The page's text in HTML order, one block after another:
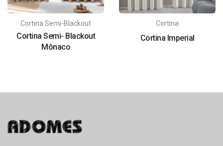
Cortina Semi-Blackout
Cortina Semi- Blackout
Mônaco
Cortina
Cortina Imperial